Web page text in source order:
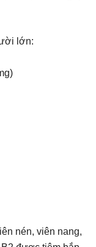
lớn:
nén, viên nang,